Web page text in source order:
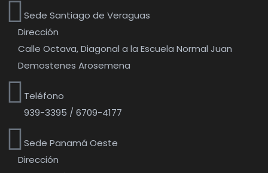
Sede Santiago de Veraguas
Dirección
Calle Octava, Diagonal a la Escuela Normal Juan
Demostenes Arosemena
Teléfono
939-3395 / 6709-4177
Sede Panamá Oeste
Dirección